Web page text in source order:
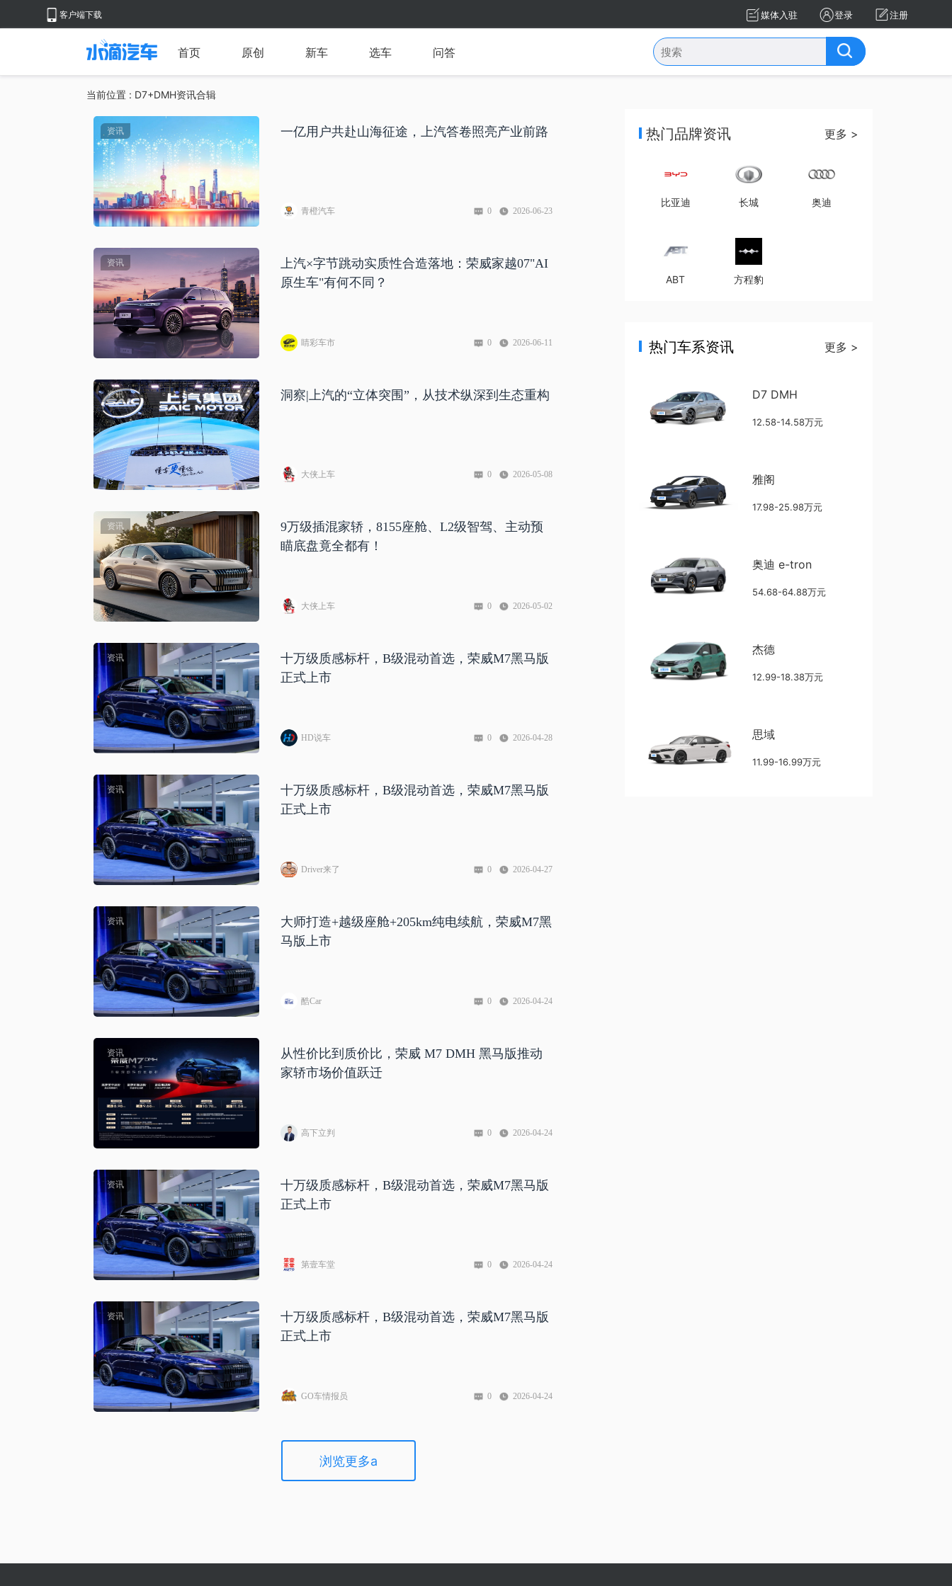
客户端下载 媒体入驻 登录 注册
首页 原创 新车 选车 问答
当前位置 : D7+DMH资讯合辑
资讯 一亿用户共赴山海征途，上汽答卷照亮产业前路
青橙汽车 0 2026-06-23
资讯
上汽×字节跳动实质性合造落地：荣威家越07"AI
原生车"有何不同？
睛彩车市 0 2026-06-11
资讯 洞察|上汽的“立体突围”，从技术纵深到生态重构
大侠上车 0 2026-05-08
资讯
9万级插混家轿，8155座舱、L2级智驾、主动预
瞄底盘竟全都有！
大侠上车 0 2026-05-02
资讯
十万级质感标杆，B级混动首选，荣威M7黑马版
正式上市
HD说车 0 2026-04-28
资讯
十万级质感标杆，B级混动首选，荣威M7黑马版
正式上市
Driver来了 0 2026-04-27
资讯
大师打造+越级座舱+205km纯电续航，荣威M7黑
马版上市
酷Car 0 2026-04-24
资讯
从性价比到质价比，荣威 M7 DMH 黑马版推动
家轿市场价值跃迁
高下立判 0 2026-04-24
资讯
十万级质感标杆，B级混动首选，荣威M7黑马版
正式上市
第壹车堂 0 2026-04-24
资讯
十万级质感标杆，B级混动首选，荣威M7黑马版
正式上市
GO车情报员 0 2026-04-24
浏览更多a
热门品牌资讯 更多 >
比亚迪 长城 奥迪
ABT 方程豹
热门车系资讯 更多 >
D7 DMH
12.58-14.58万元
雅阁
17.98-25.98万元
奥迪 e-tron
54.68-64.88万元
杰德
12.99-18.38万元
思域
11.99-16.99万元